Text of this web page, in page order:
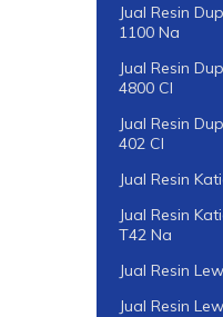
Jual Resin
1100 Na
Jual Resin
4800 Cl
Jual Resin
402 Cl
Jual Resin
Jual Resin
T42 Na
Jual Resin
Jual Resin